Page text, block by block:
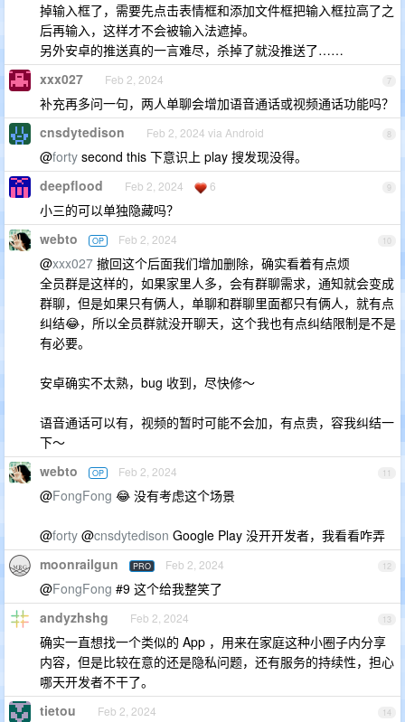
掉输入框了，需要先点击表情框和添加文件框把输入框拉高了之
后再输入，这样才不会被输入法遮掉。
另外安卓的推送真的一言难尽，杀掉了就没推送了……
7
xxx027 Feb 2, 2024
补充再多问一句，两人单聊会增加语音通话或视频通话功能吗？
8
cnsdytedison Feb 2, 2024 via Android
@forty second this 下意识上 play 搜发现没得。
9
deepflood Feb 2, 2024 6
小三的可以单独隐藏吗？
10
webto OP Feb 2, 2024
@xxx027 撤回这个后面我们增加删除，确实看着有点烦
全员群是这样的，如果家里人多，会有群聊需求，通知就会变成
群聊，但是如果只有俩人，单聊和群聊里面都只有俩人，就有点
纠结😂，所以全员群就没开聊天，这个我也有点纠结限制是不是
有必要。
安卓确实不太熟，bug 收到，尽快修～
语音通话可以有，视频的暂时可能不会加，有点贵，容我纠结一
下～
11
webto OP Feb 2, 2024
@FongFong 😂 没有考虑这个场景
@forty @cnsdytedison Google Play 没开开发者，我看看咋弄
12
moonrailgun PRO Feb 2, 2024
@FongFong #9 这个给我整笑了
13
andyzhshg Feb 2, 2024
确实一直想找一个类似的 App ，用来在家庭这种小圈子内分享
内容，但是比较在意的还是隐私问题，还有服务的持续性，担心
哪天开发者不干了。
14
tietou Feb 2, 2024